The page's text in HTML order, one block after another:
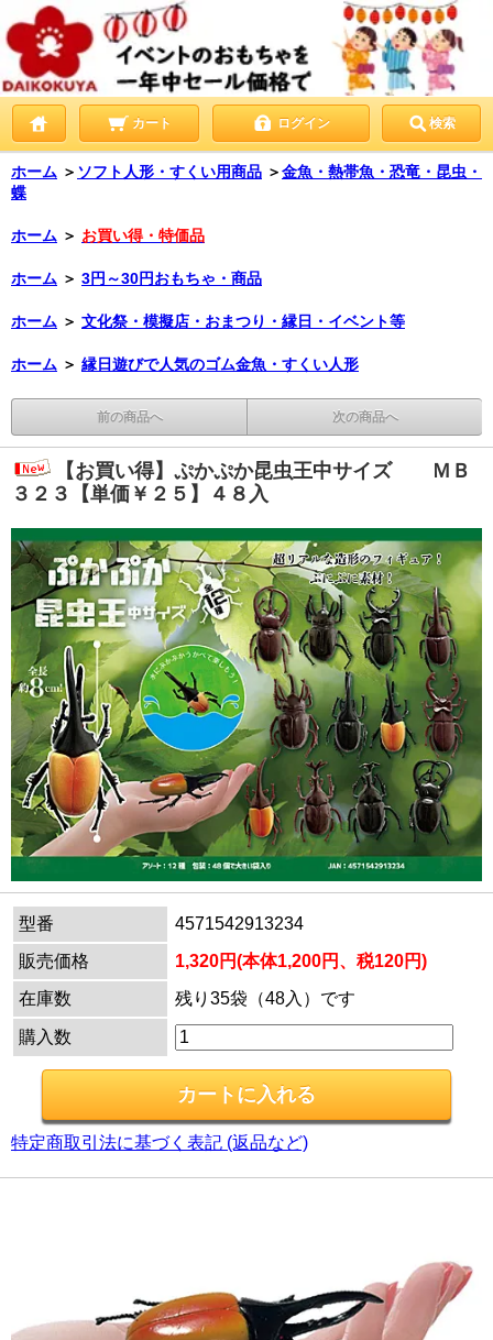
カート ログイン 検索
ホーム ＞ ソフト人形・すくい用商品 ＞金魚・熱帯魚・恐竜・昆虫・
蝶
ホーム ＞ お買い得・特価品
ホーム ＞ 3円～30円おもちゃ・商品
ホーム ＞ 文化祭・模擬店・おまつり・縁日・イベント等
ホーム ＞ 縁日遊びで人気のゴム金魚・すくい人形
前の商品へ 次の商品へ
【お買い得】ぷかぷか昆虫王中サイズ ＭＢ
３２３【単価￥２５】４８入
型番
4571542913234
販売価格
1,320円(本体1,200円、税120円)
在庫数
残り35袋（48入）です
購入数
特定商取引法に基づく表記 (返品など)